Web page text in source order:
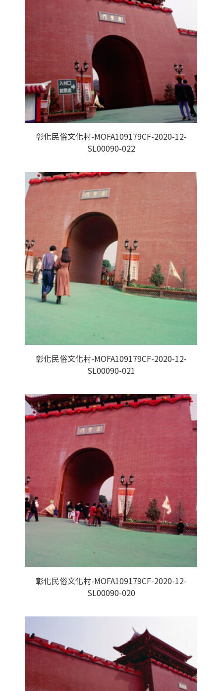
彰化民俗文化村-MOFA109179CF-2020-12-
SL00090-022
彰化民俗文化村-MOFA109179CF-2020-12-
SL00090-021
彰化民俗文化村-MOFA109179CF-2020-12-
SL00090-020